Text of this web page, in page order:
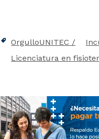
OrgulloUNITEC
Licenciatura en